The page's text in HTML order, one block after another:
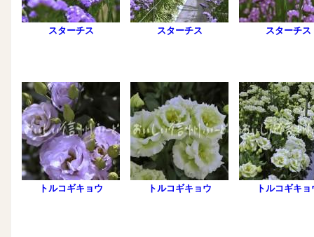
スターチス スターチス スターチス
トルコギキョウ トルコギキョウ トルコギキョ